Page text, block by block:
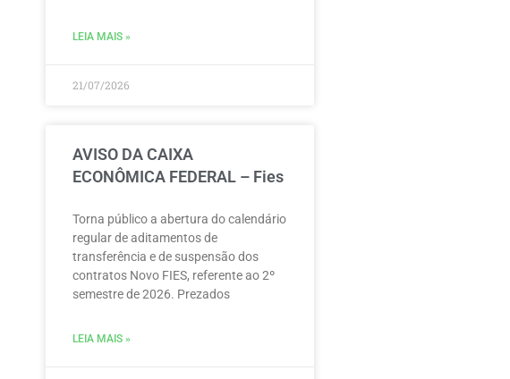
LEIA MAIS »
21/07/2026
AVISO DA CAIXA
ECONÔMICA FEDERAL – Fies
Torna público a abertura do calendário
regular de aditamentos de
transferência e de suspensão dos
contratos Novo FIES, referente ao 2º
semestre de 2026. Prezados
LEIA MAIS »